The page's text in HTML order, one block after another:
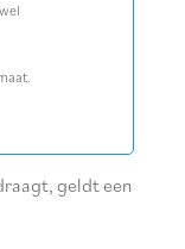
geldt een